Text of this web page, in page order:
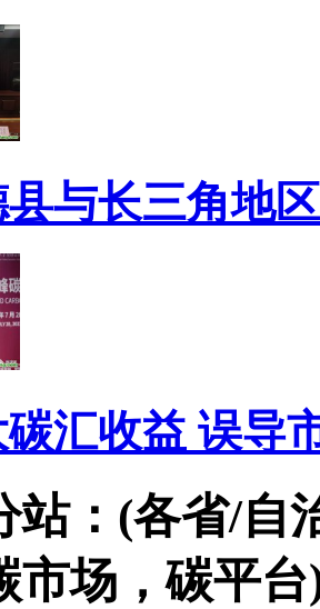
与长三角地
汇收益 误导
站：(各省/自
市场，碳平台